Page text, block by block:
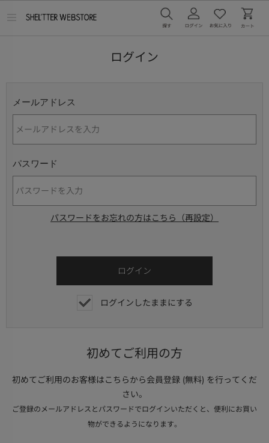
ログイン
メールアドレス
パスワード
パスワードをお忘れの方はこちら（再設定）
ログインしたままにする
初めてご利用の方
初めてご利用のお客様はこちらから会員登録 (無料) を行ってくだ
さい。
ご登録のメールアドレスとパスワードでログインいただくと、便利にお買い
物ができるようになります。